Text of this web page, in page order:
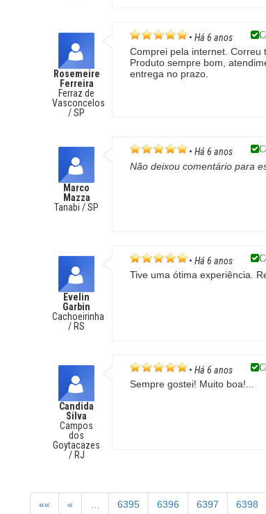
Rosemeire
Ferreira
Ferraz de
Vasconcelos
/ SP
• Há 6 anos
Comprei pela internet. Correu
Produto sempre bom,
entrega no prazo.
Marco
Mazza
Tanabi / SP
• Há 6 anos
Não deixou comentário para
Evelin
Garbin
Cachoeirinha
/ RS
• Há 6 anos
Tive uma ótima experiência.
Candida
Silva
Campos
dos
Goytacazes
/ RJ
• Há 6 anos
Sempre gostei! Muito boa!...
«« « 6395 6396 6397 6398